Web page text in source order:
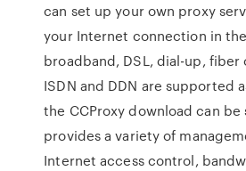
can set up your own proxy
your Internet connection in
broadband, DSL, dial-up,
ISDN and DDN are supported
the CCProxy download can be
provides a variety of
Internet access control,